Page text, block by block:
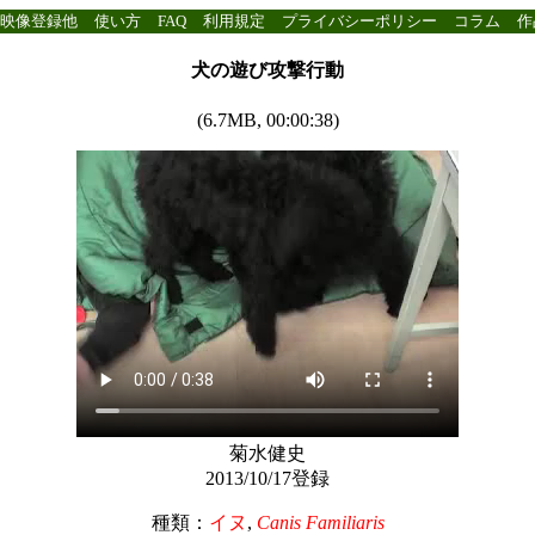
映像登録他 使い方 FAQ 利用規定 プライバシーポリシー コラム
犬の遊び攻撃行動
(6.7MB, 00:00:38)
菊水健史
2013/10/17登録
種類： イヌ , Canis Familiaris